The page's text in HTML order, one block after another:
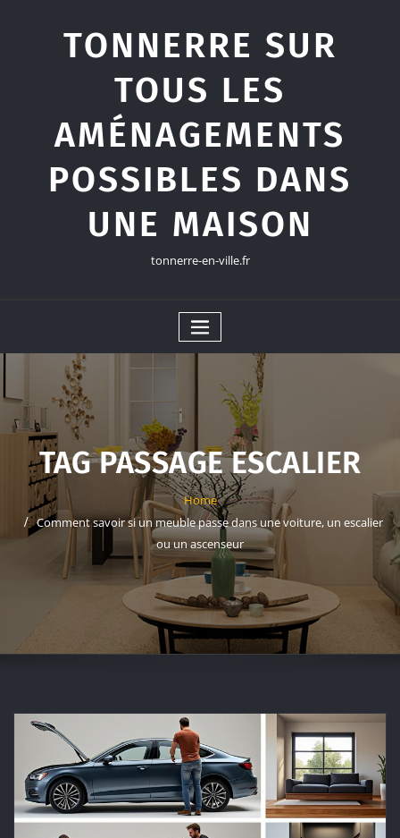
TONNERRE SUR
TOUS LES
AMÉNAGEMENTS
POSSIBLES DANS
UNE MAISON
tonnerre-en-ville.fr
TAG PASSAGE ESCALIER
Home
Comment savoir si un meuble passe dans une voiture, un escalier
ou un ascenseur